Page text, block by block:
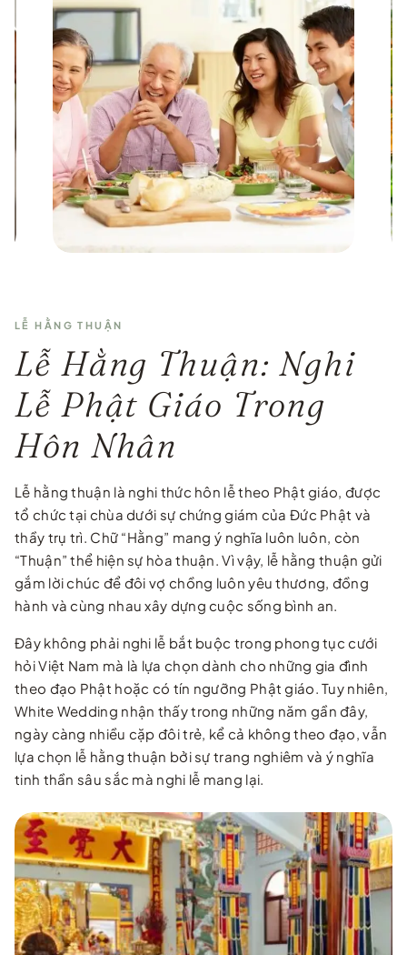
LỄ HẰNG THUẬN
Lễ Hằng Thuận: Nghi
Lễ Phật Giáo Trong
Hôn Nhân
Lễ hằng thuận là nghi thức hôn lễ theo Phật giáo, được
tổ chức tại chùa dưới sự chứng giám của Đức Phật và
thầy trụ trì. Chữ “Hằng” mang ý nghĩa luôn luôn, còn
“Thuận” thể hiện sự hòa thuận. Vì vậy, lễ hằng thuận gửi
gắm lời chúc để đôi vợ chồng luôn yêu thương, đồng
hành và cùng nhau xây dựng cuộc sống bình an.
Đây không phải nghi lễ bắt buộc trong phong tục cưới
hỏi Việt Nam mà là lựa chọn dành cho những gia đình
theo đạo Phật hoặc có tín ngưỡng Phật giáo. Tuy nhiên,
White Wedding nhận thấy trong những năm gần đây,
ngày càng nhiều cặp đôi trẻ, kể cả không theo đạo, vẫn
lựa chọn lễ hằng thuận bởi sự trang nghiêm và ý nghĩa
tinh thần sâu sắc mà nghi lễ mang lại.